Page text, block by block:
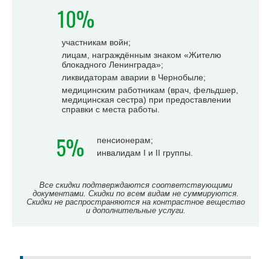
10%
участникам войн;
лицам, награждённым знаком «Жителю
блокадного Ленинграда»;
ликвидаторам аварии в Чернобыле;
медицинским работникам (врач, фельдшер,
медицинская сестра) при предоставлении
справки с места работы.
5%
пенсионерам;
инвалидам I и II группы.
Все скидки подтверждаются соответствующими
документами. Скидки по всем видам не суммируются.
Скидки не распространяются на контрастное вещество
и дополнительные услуги.